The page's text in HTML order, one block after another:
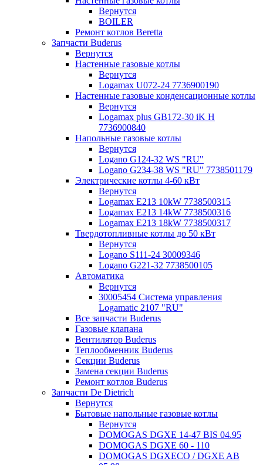
Вернутся
BOILER
Ремонт котлов Beretta
Запчасти Buderus
Вернутся
Настенные газовые котлы
Вернутся
Logamax U072-24 7736900190
Настенные газовые конденсационные котлы
Вернутся
Logamax plus GB172-30 iK H
7736900840
Напольные газовые котлы
Вернутся
Logano G124-32 WS "RU"
Logano G234-38 WS "RU" 7738501179
Электрические котлы 4-60 кВт
Вернутся
Logamax E213 10kW 7738500315
Logamax E213 14kW 7738500316
Logamax E213 18kW 7738500317
Твердотопливные котлы до 50 кВт
Вернутся
Logano S111-24 30009346
Logano G221-32 7738500105
Автоматика
Вернутся
30005454 Система управления
Logamatic 2107 "RU"
Все запчасти Buderus
Газовые клапана
Вентилятор Buderus
Теплообменник Buderus
Секции Buderus
Замена секции Buderus
Ремонт котлов Buderus
Запчасти De Dietrich
Вернутся
Бытовые напольные газовые котлы
Вернутся
DOMOGAS DGXE 14-47 BIS 04.95
DOMOGAS DGXE 60 - 110
DOMOGAS DGXECO / DGXE AB